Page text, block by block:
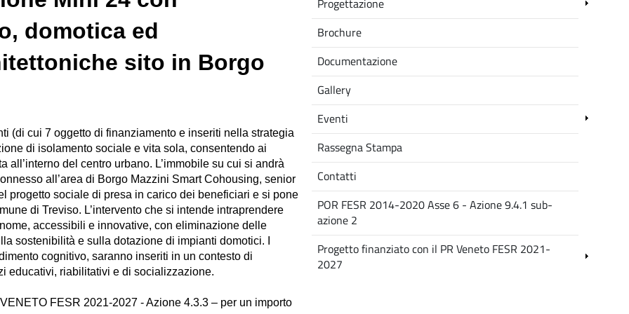
domotica ed
sito in Borgo
(di cui 7 oggetto di finanziamento e inseriti nella strategia
di isolamento sociale e vita sola, consentendo ai
del centro urbano. L’immobile su cui si andrà
all’area di Borgo Mazzini Smart Cohousing, senior
progetto sociale di presa in carico dei beneficiari e si pone
di Treviso. L’intervento che si intende intraprendere
accessibili e innovative, con eliminazione delle
sostenibilità e sulla dotazione di impianti domotici. I
cognitivo, saranno inseriti in un contesto di
educativi, riabilitativi e di socializzazione.
FESR 2021-2027 - Azione 4.3.3 – per un importo
Progettazione
Brochure
Documentazione
Gallery
Eventi
Rassegna Stampa
Contatti
POR FESR 2014-2020 Asse 6 - Azione 9.4.1 sub-
azione 2
Progetto finanziato con il PR Veneto FESR 2021-
2027